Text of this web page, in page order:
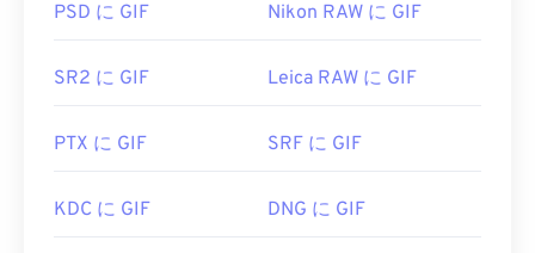
GIFファイルは、ほぼすべての画像ビューアアプリ
ケーション、Webブラウザ、オペレーティングシス
開いて編集するには、
Adobe Photoshop
は、 Microsoft Photos 、AdobePhotoshop
PSD に GIF Nikon RAW に GIF
SR2 に GIF Leica RAW に GIF
PTX に GIF SRF に GIF
KDC に GIF DNG に GIF